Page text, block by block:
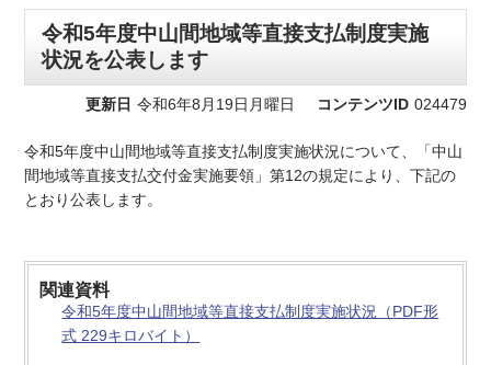
令和5年度中山間地域等直接支払制度実施
状況を公表します
更新日 令和6年8月19日月曜日 コンテンツID 024479
令和5年度中山間地域等直接支払制度実施状況について、「中山
間地域等直接支払交付金実施要領」第12の規定により、下記の
とおり公表します。
関連資料
令和5年度中山間地域等直接支払制度実施状況（PDF形
式 229キロバイト）